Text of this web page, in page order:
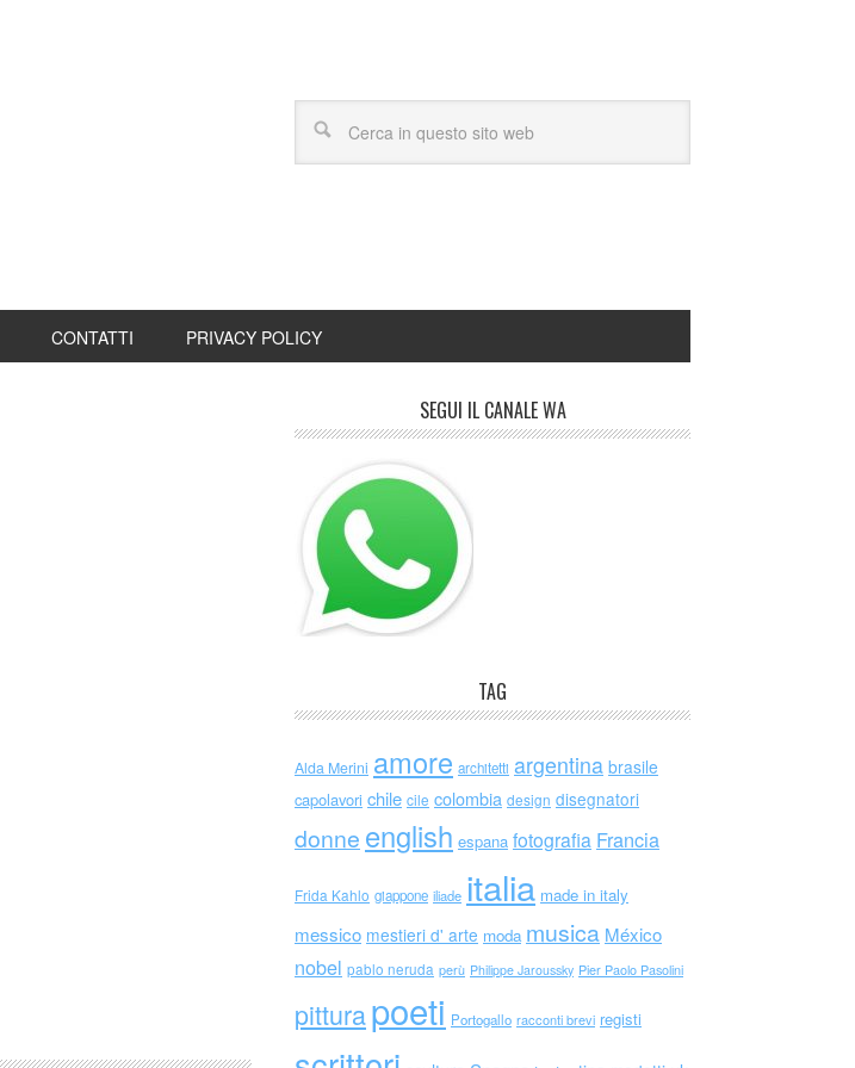
CONTATTI PRIVACY POLICY
SEGUI IL CANALE WA
TAG
Alda Merini amore architetti argentina brasile
capolavori chile cile colombia design disegnatori
donne english espana fotografia Francia
Frida Kahlo giappone iliade italia made in italy
messico mestieri d' arte moda musica México
nobel pablo neruda perù Philippe Jaroussky Pier Paolo Pasolini
pitturapoeti Portogallo racconti brevi registi